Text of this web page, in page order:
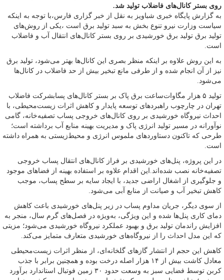
روی بستر کانال‌های فاضلاب تولید شد.
به گزارش پایگاه خبری شباویز به نقل از خبر گزاری فارس،با توجه به اینکه
سیاست وزارت نیرو تنوع بخش به سبد تولید برق است ،یکی از روش‌های
تولید برق تولید برق خورشیدی بر روی بستر کانال‌های انتقال آب و فاضلاب
است.
به این روش علاوه بر اینکه منظر بصری این کانال‌ها بهتر می‌شود، تولید برق
نیز از آن انجام شده و از طرفی مانع تبخیر بیش از حد فاضلاب در کانال‌ها
می‌شود.
تولید ۵ هزار مگاوات‌ساعت برق پاک بر بستر کانال‌های پسابشرکت فاضلاب
تهران در چارچوب راهبردهای توسعه پایدار و کاهش اثرات زیست‌محیطی، با
احداث نیروگاه خورشیدی بر روی کانال‌های خروجی پساب تصفیه‌خانه، گامی
نوآورانه در مسیر تولید انرژی پاک و مدیریت بهینه منابع آب برداشته است؛
طرحی که تاکنون دستاوردهای ملموس انرژی و محیط‌زیستی به همراه داشته
است.
در این پروژه، پنل‌های خورشیدی بر فراز کانال‌های انتقال پساب خروجی
تصفیه‌خانه نصب شده‌اند.این اقدام علاوه بر استفاده بهینه از فضاهای موجود
و جلوگیری از اشغال اراضی جدید، با ایجاد سایه بر سطح پساب، موجب
کاهش تبخیر آب و صیانت از منابع آبی می‌شود.
از سوی دیگر، جریان مداوم پساب در زیر پنل‌های خورشیدی باعث کاهش
دمای کاری پنل‌ها شده و این ویژگی، به‌ویژه در فصل‌های گرم سال، منجر به
افزایش راندمان تولید برق و بهبود عملکرد نیروگاه خورشیدی می‌شود؛ مزیتی
که این مدل احداث را از نیروگاه‌های خورشیدی متعارف متمایز می‌کند.
کاهش این حجم از انتشار گازهای گلخانه‌ای، از منظر اثرات زیست‌محیطی
معادل کاشت بیش از ۱۴ هزار اصله درخت بوده و همچنین برابر با جذب
کربن توسط فضایی سبز به وسعت حدود ۳۰ زمین فوتبال استاندارد برآورد